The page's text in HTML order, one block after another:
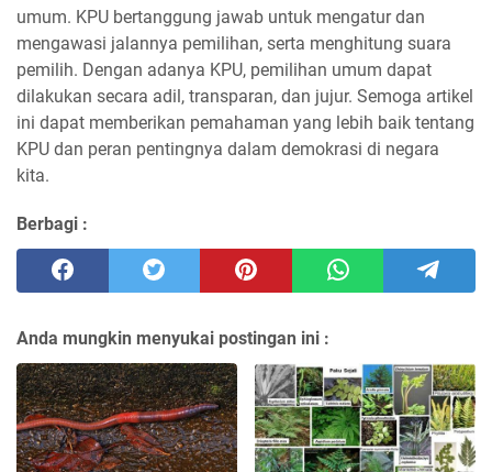
umum. KPU bertanggung jawab untuk mengatur dan
mengawasi jalannya pemilihan, serta menghitung suara
pemilih. Dengan adanya KPU, pemilihan umum dapat
dilakukan secara adil, transparan, dan jujur. Semoga artikel
ini dapat memberikan pemahaman yang lebih baik tentang
KPU dan peran pentingnya dalam demokrasi di negara
kita.
Berbagi :
Anda mungkin menyukai postingan ini :